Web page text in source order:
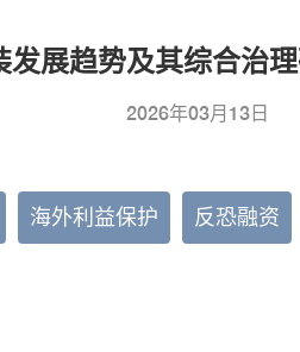
发展趋势及其综合治
2026年03月13日
海外利益保护 反恐融资